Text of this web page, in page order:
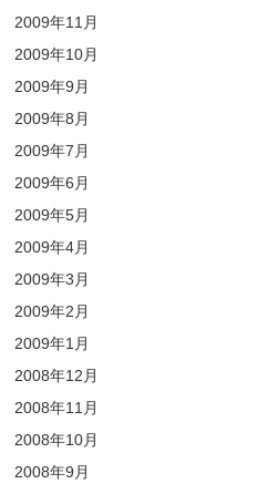
2009年11月
2009年10月
2009年9月
2009年8月
2009年7月
2009年6月
2009年5月
2009年4月
2009年3月
2009年2月
2009年1月
2008年12月
2008年11月
2008年10月
2008年9月